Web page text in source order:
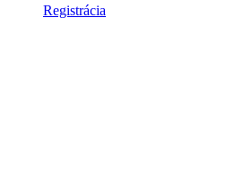
Registrácia